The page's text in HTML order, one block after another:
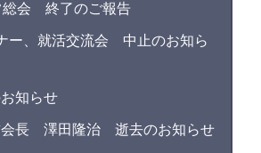
会 終了のご報告
ー、就活交流会 中止のお知ら
知らせ
会長 澤田隆治 逝去のお知らせ